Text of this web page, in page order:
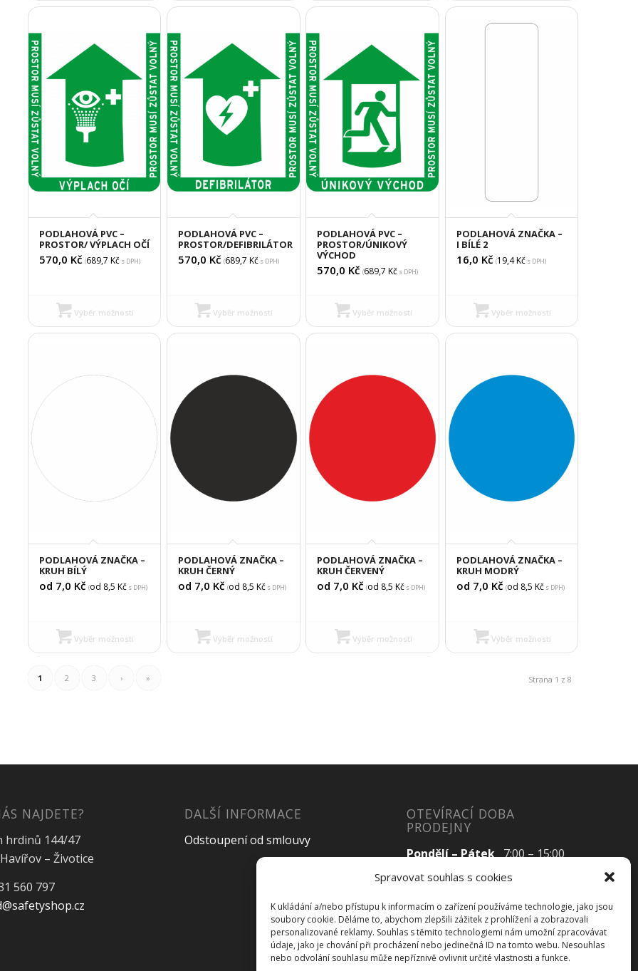
Spravovat souhlas s cookies
K ukládání a/nebo přístupu k informacím o zařízení používáme technologie, jako jsou
soubory cookie. Děláme to, abychom zlepšili zážitek z prohlížení a zobrazovali
personalizované reklamy. Souhlas s těmito technologiemi nám umožní zpracovávat
údaje, jako je chování při procházení nebo jedinečná ID na tomto webu. Nesouhlas
nebo odvolání souhlasu může nepříznivě ovlivnit určité vlastnosti a funkce.
PODLAHOVÁ PVC –
PROSTOR/ VÝPLACH OČÍ
570,0 Kč (689,7 Kčs DPH)
Výběr možností
PODLAHOVÁ PVC –
PROSTOR/DEFIBRILÁTOR
570,0 Kč (689,7 Kč s DPH)
Výběr možností
PODLAHOVÁ PVC –
PROSTOR/ÚNIKOVÝ
VÝCHOD
570,0 Kč (689,7 Kč s DPH)
Výběr možností
PODLAHOVÁ ZNAČKA –
I BÍLÉ 2
16,0 Kč (19,4Kčs DPH)
Výběr možností
PODLAHOVÁ ZNAČKA –
KRUH BÍLÝ
od 7,0 Kč (od 8,5 Kčs DPH)
Výběr možností
PODLAHOVÁ ZNAČKA –
KRUH ČERNÝ
od 7,0 Kč (od 8,5 Kč s DPH)
Výběr možností
PODLAHOVÁ ZNAČKA –
KRUH ČERVENÝ
od 7,0 Kč (od 8,5 Kč s DPH)
Výběr možností
PODLAHOVÁ ZNAČKA –
KRUH MODRÝ
od 7,0 Kč (od 8,5 Kčs DPH)
Výběr možností
Strana 1 z 8
1 2 3 › »
NAJDETE?
hrdinů 144/47
– Životice
560 797
DALŠÍ INFORMACE
Odstoupení od smlouvy
OTEVÍRACÍ DOBA
PRODEJNY
Pondělí – Pátek7:00 – 15:00
SobotaZavřeno
NeděleZavřeno